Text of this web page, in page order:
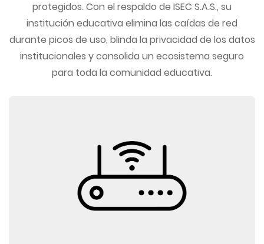
protegidos. Con el respaldo de ISEC S.A.S., su
institución educativa elimina las caídas de red
durante picos de uso, blinda la privacidad de los datos
institucionales y consolida un ecosistema seguro
para toda la comunidad educativa.